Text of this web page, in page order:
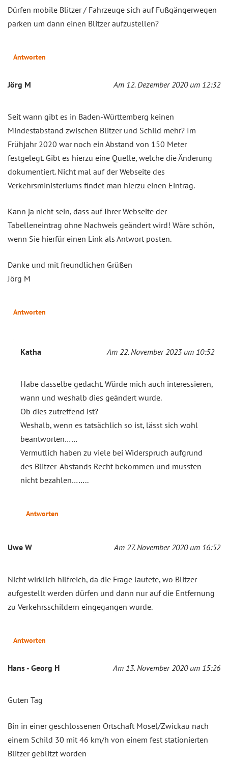
Dürfen mobile Blitzer / Fahrzeuge sich auf Fußgängerwegen
parken um dann einen Blitzer aufzustellen?
Antworten
Jörg M Am 12. Dezember 2020 um 12:32
Seit wann gibt es in Baden-Württemberg keinen
Mindestabstand zwischen Blitzer und Schild mehr? Im
Frühjahr 2020 war noch ein Abstand von 150 Meter
festgelegt. Gibt es hierzu eine Quelle, welche die Änderung
dokumentiert. Nicht mal auf der Webseite des
Verkehrsministeriums findet man hierzu einen Eintrag.
Kann ja nicht sein, dass auf Ihrer Webseite der
Tabelleneintrag ohne Nachweis geändert wird! Wäre schön,
wenn Sie hierfür einen Link als Antwort posten.
Danke und mit freundlichen Grüßen
Jörg M
Antworten
Katha Am 22. November 2023 um 10:52
Habe dasselbe gedacht. Würde mich auch interessieren,
wann und weshalb dies geändert wurde.
Ob dies zutreffend ist?
Weshalb, wenn es tatsächlich so ist, lässt sich wohl
beantworten……
Vermutlich haben zu viele bei Widerspruch aufgrund
des Blitzer-Abstands Recht bekommen und mussten
nicht bezahlen……..
Antworten
Uwe W Am 27. November 2020 um 16:52
Nicht wirklich hilfreich, da die Frage lautete, wo Blitzer
aufgestellt werden dürfen und dann nur auf die Entfernung
zu Verkehrsschildern eingegangen wurde.
Antworten
Hans - Georg H Am 13. November 2020 um 15:26
Guten Tag
Bin in einer geschlossenen Ortschaft Mosel/Zwickau nach
einem Schild 30 mit 46 km/h von einem fest stationierten
Blitzer geblitzt worden